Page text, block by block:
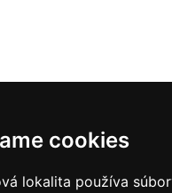
cookies
lokalita používa